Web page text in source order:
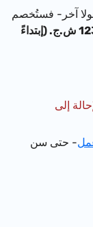
آخر- فستُخصم
123 ش.ج. (إبتداءً
إلى
- حتى سن